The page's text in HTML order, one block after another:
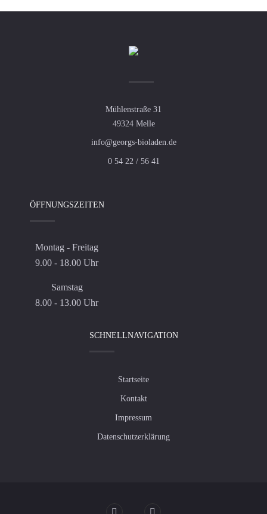
Mühlenstraße 31
49324 Melle
info@georgs-bioladen.de
0 54 22 / 56 41
ÖFFNUNGSZEITEN
Montag - Freitag
9.00 - 18.00 Uhr
Samstag
8.00 - 13.00 Uhr
SCHNELLNAVIGATION
Startseite
Kontakt
Impressum
Datenschutzerklärung